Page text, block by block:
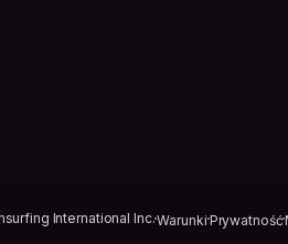
International Inc.WarunkiPrywatność